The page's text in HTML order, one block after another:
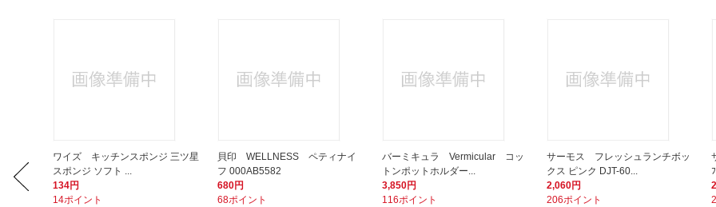
ワイズ キッチンスポンジ 三ツ星
スポンジ ソフト ...
134円
14ポイント
貝印 WELLNESS ペティナイ
フ 000AB5582
680円
68ポイント
バーミキュラ Vermicular コッ
トンポットホルダー...
3,850円
116ポイント
サーモス フレッシュランチボッ
クス ピンク DJT-60...
2,060円
206ポイント